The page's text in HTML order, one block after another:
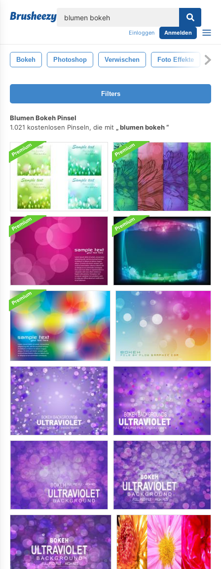
Einloggen Anmelden
Bokeh Photoshop Verwischen Foto Effekte
Filters
Blumen Bokeh Pinsel
1.021 kostenlosen Pinseln, die mit
blumen bokeh